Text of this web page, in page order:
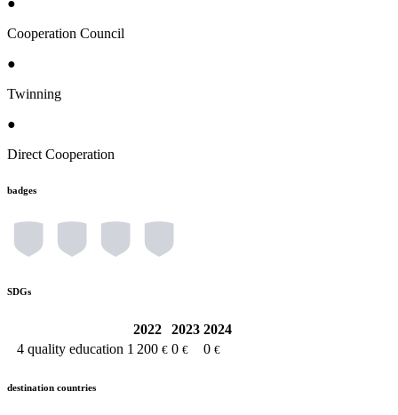
●
Cooperation Council
●
Twinning
●
Direct Cooperation
badges
SDGs
2022 2023 2024
4 quality education 1 200 € 0 € 0 €
destination countries